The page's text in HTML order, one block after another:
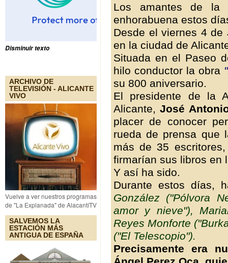
Disminuir texto
ARCHIVO DE
TELEVISIÓN - ALICANTE
VIVO
Vuelve a ver nuestros programas
de "La Explanada" de AlacantíTV
SALVEMOS LA
ESTACIÓN MÁS
ANTIGUA DE ESPAÑA
Los amantes de la
enhorabuena estos
Desde el viernes 4
en la ciudad de
Situada en el Paseo
hilo conductor la obra
su 800 aniversario.
El presidente de la
Alicante,José
placer de conocer
rueda de prensa que
más de 35
firmarían sus libros en
Y así ha sido.
Durante estos días,
González ("Pólvora
amor y nieve"),
Reyes Monforte
("El Telescopio").
Precisamente era